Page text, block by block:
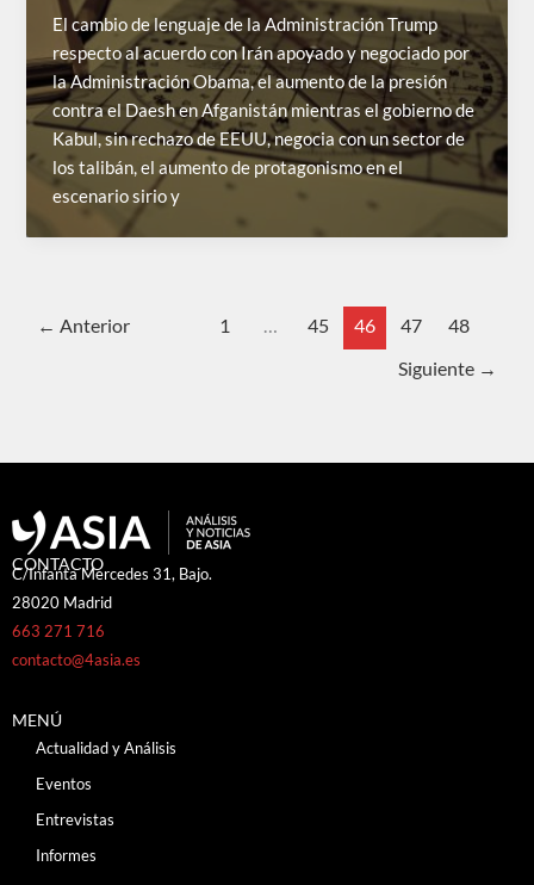
El cambio de lenguaje de la Administración Trump
respecto al acuerdo con Irán apoyado y negociado por
la Administración Obama, el aumento de la presión
contra el Daesh en Afganistán mientras el gobierno de
Kabul, sin rechazo de EEUU, negocia con un sector de
los talibán, el aumento de protagonismo en el
escenario sirio y
← Anterior 1 … 45 46 47 48
Siguiente →
CONTACTO
C/Infanta Mercedes 31, Bajo.
28020 Madrid
663 271 716
contacto@4asia.es
MENÚ
Actualidad y Análisis
Eventos
Entrevistas
Informes